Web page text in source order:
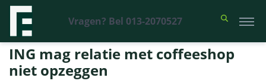
Vragen? Bel 013-2070527
Financieel Recht Advocaten >Uitspraken>ING mag relatie met
coffeeshop niet opzeggen
ING mag relatie met coffeeshop
niet opzeggen